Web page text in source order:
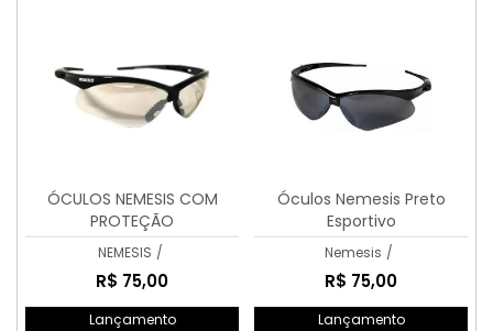
ÓCULOS NEMESIS COM
PROTEÇÃO
NEMESIS /
R$ 75,00
Lançamento
Óculos Nemesis Preto
Esportivo
Nemesis /
R$ 75,00
Lançamento